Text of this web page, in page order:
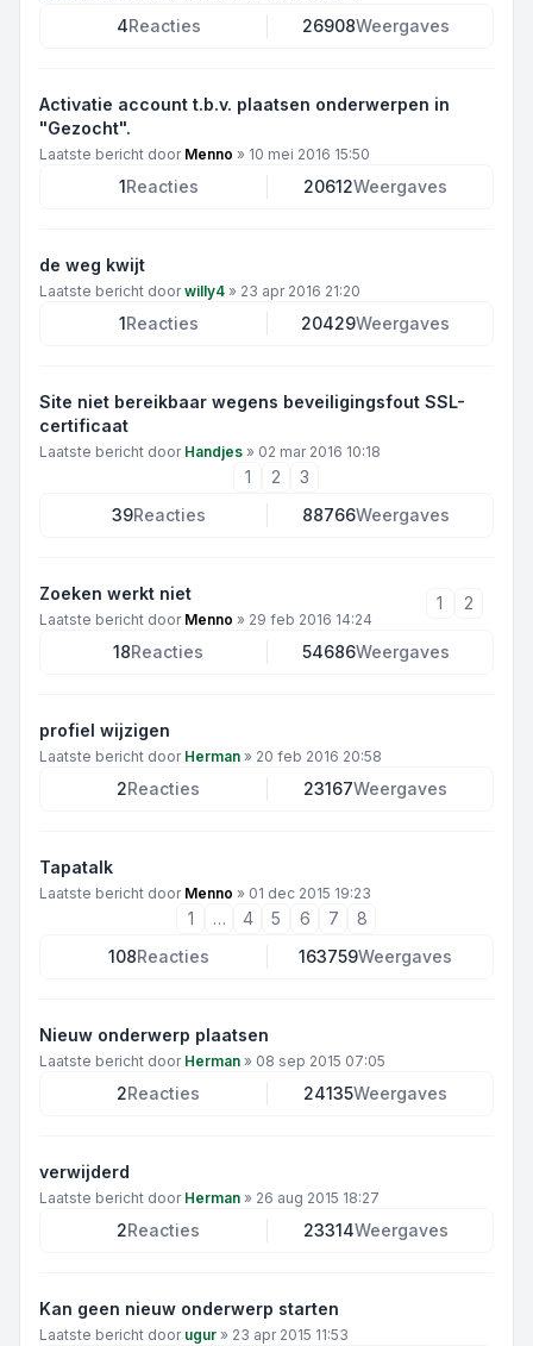
4Reacties 26908Weergaves
Activatie account t.b.v. plaatsen onderwerpen in
"Gezocht".
Laatste bericht door Menno » 10 mei 2016 15:50
1Reacties 20612Weergaves
de weg kwijt
Laatste bericht doorwilly4 » 23 apr 2016 21:20
1Reacties 20429Weergaves
Site niet bereikbaar wegens beveiligingsfout SSL-
certificaat
Laatste bericht door Handjes » 02 mar 2016 10:18
1 2
3
39Reacties 88766Weergaves
Zoeken werkt niet
Laatste bericht door Menno » 29 feb 2016 14:24
1 2
18Reacties 54686Weergaves
profiel wijzigen
Laatste bericht door Herman » 20 feb 2016 20:58
2Reacties 23167Weergaves
Tapatalk
Laatste bericht door Menno » 01 dec 2015 19:23
1 … 4 5 6 7
8
108Reacties 163759Weergaves
Nieuw onderwerp plaatsen
Laatste bericht door Herman » 08 sep 2015 07:05
2Reacties 24135Weergaves
verwijderd
Laatste bericht door Herman » 26 aug 2015 18:27
2Reacties 23314Weergaves
Kan geen nieuw onderwerp starten
Laatste bericht door ugur » 23 apr 2015 11:53